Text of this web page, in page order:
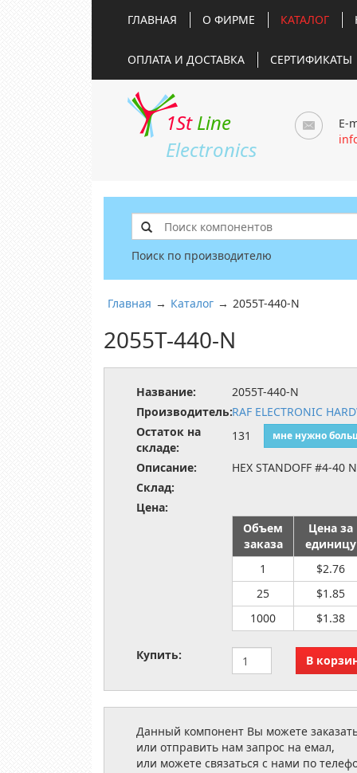
ГЛАВНАЯ О ФИРМЕ КАТАЛОГ
ОПЛАТА И ДОСТАВКА СЕРТИФИКАТЫ
1St Line
Electronics
E-
Поиск по производителю
Главная → Каталог → 2055T-440-N
2055T-440-N
Название:
2055T-440-N
Производитель:RAF ELECTRONIC
Остаток на
складе:
131 мне нужно
Описание:
HEX STANDOFF #4-40
Склад:
Цена:
Объем
заказа
Цена за
единицу
1
$2.76
25
$1.85
1000
$1.38
Купить:
Данный компонент Вы можете
или отправить нам запрос на емал,
или можете связаться с нами по